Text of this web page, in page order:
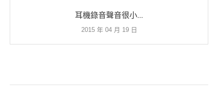
耳機錄音聲音很小...
2015 年 04 月 19 日